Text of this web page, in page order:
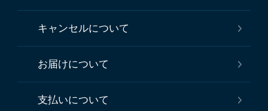
キャンセルについて
お届けについて
支払いについて